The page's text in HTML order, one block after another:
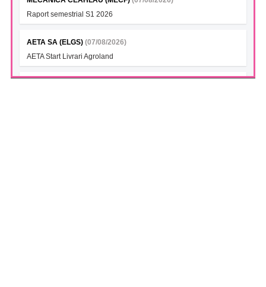
Raport semestrial S1 2026
AETA SA (ELGS) (07/08/2026)
AETA Start Livrari Agroland